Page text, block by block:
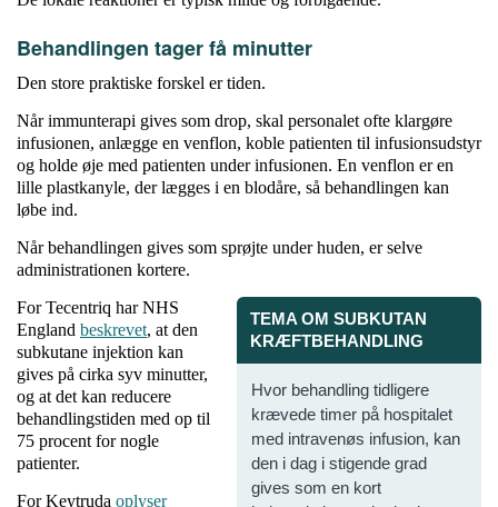
Behandlingen tager få minutter
Den store praktiske forskel er tiden.
Når immunterapi gives som drop, skal personalet ofte klargøre
infusionen, anlægge en venflon, koble patienten til infusionsudstyr
og holde øje med patienten under infusionen. En venflon er en
lille plastkanyle, der lægges i en blodåre, så behandlingen kan
løbe ind.
Når behandlingen gives som sprøjte under huden, er selve
administrationen kortere.
TEMA OM SUBKUTAN
KRÆFTBEHANDLING
Hvor behandling tidligere
krævede timer på hospitalet
med intravenøs infusion, kan
den i dag i stigende grad
gives som en kort
For Tecentriq har NHS
England beskrevet, at den
subkutane injektion kan
gives på cirka syv minutter,
og at det kan reducere
behandlingstiden med op til
75 procent for nogle
patienter.
For Keytruda oplyser